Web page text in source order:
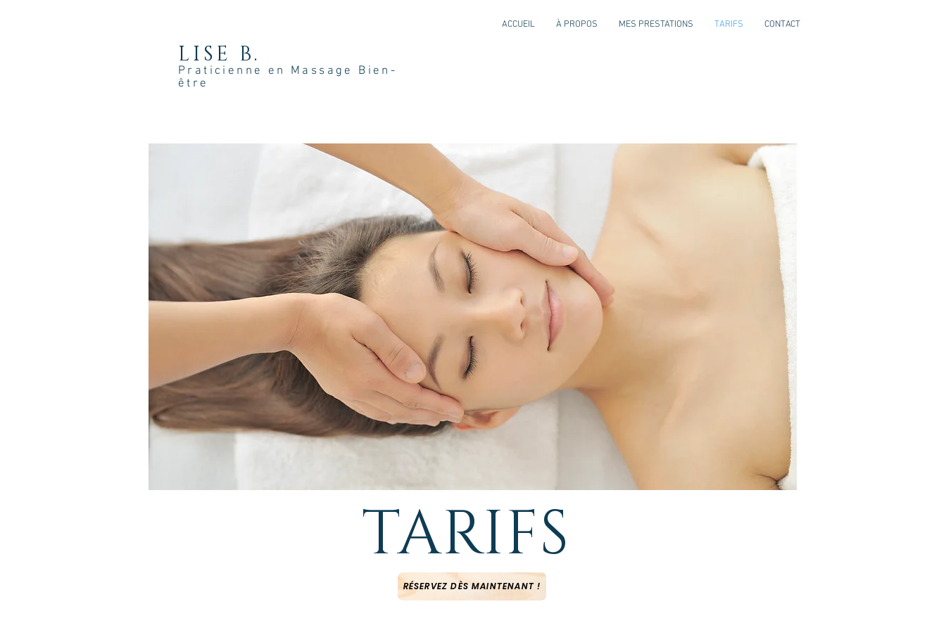
ACCUEIL À PROPOS MES PRESTATIONS TARIFS CONTACT
LISE B.
Praticienne en Massage Bien-
être
TARIFS
RÉSERVEZ DÈS MAINTENANT !